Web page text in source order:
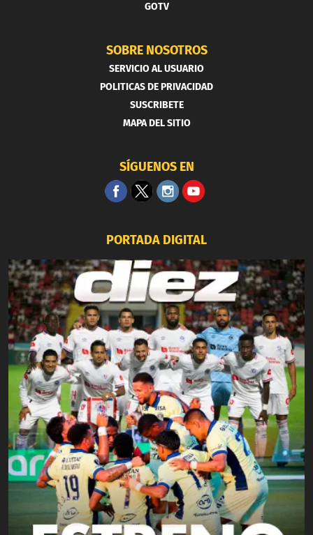
GOTV
SOBRE NOSOTROS
SERVICIO AL USUARIO
POLITICAS DE PRIVACIDAD
SUSCRIBETE
MAPA DEL SITIO
SÍGUENOS EN
PORTADA DIGITAL